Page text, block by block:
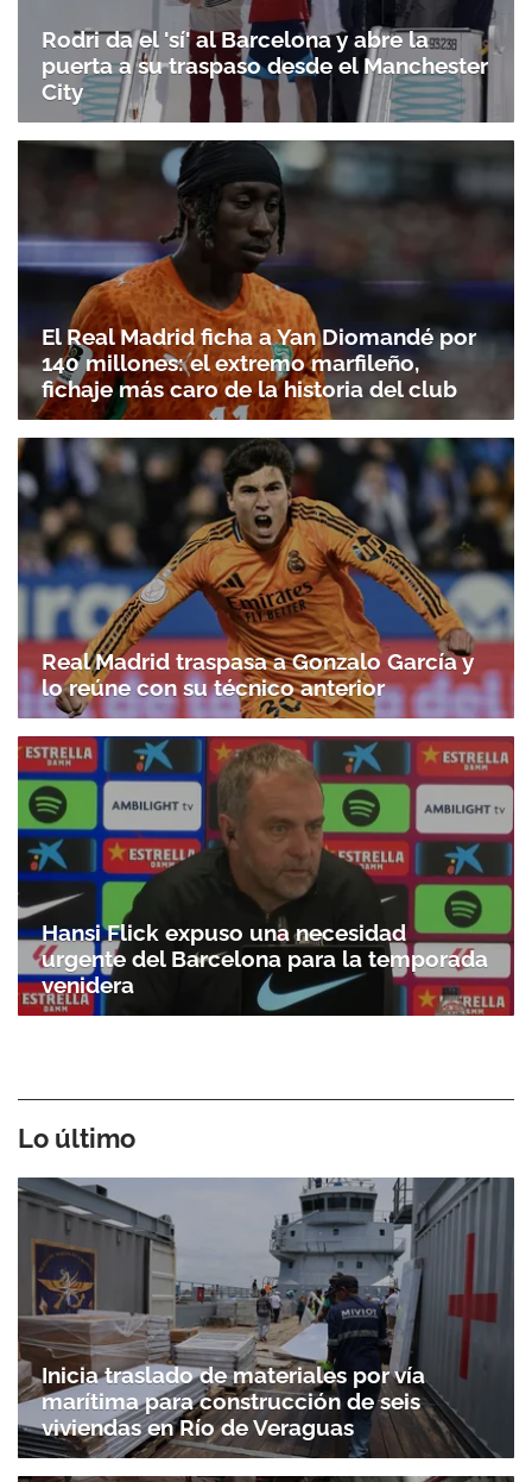
Rodri da el 'sí' al Barcelona y abre la
puerta a su traspaso desde el Manchester
City
El Real Madrid ficha a Yan Diomandé por
140 millones: el extremo marfileño,
fichaje más caro de la historia del club
Real Madrid traspasa a Gonzalo García y
lo reúne con su técnico anterior
Hansi Flick expuso una necesidad
urgente del Barcelona para la temporada
venidera
Lo último
Inicia traslado de materiales por vía
marítima para construcción de seis
viviendas en Río de Veraguas